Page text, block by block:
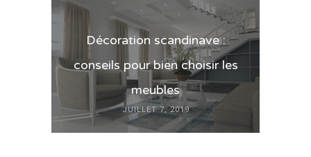
Décoration scandinave :
conseils pour bien choisir les
meubles
JUILLET 7, 2019